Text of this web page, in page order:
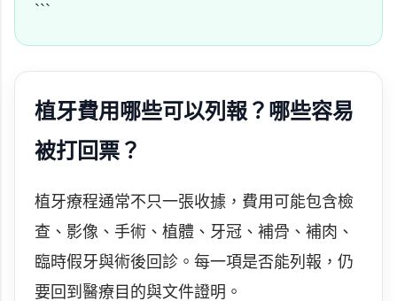
```
植牙費用哪些可以列報？哪些容易
被打回票？
植牙療程通常不只一張收據，費用可能包含檢
查、影像、手術、植體、牙冠、補骨、補肉、
臨時假牙與術後回診。每一項是否能列報，仍
要回到醫療目的與文件證明。